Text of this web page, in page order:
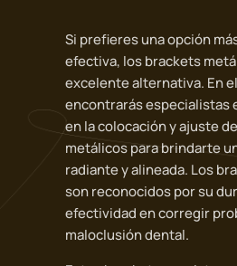
Si prefieres una opción
efectiva, los brackets
excelente alternativa. En
encontrarás especialistas
en la colocación y ajuste
metálicos para brindarte
radiante y alineada. Los
son reconocidos por su
efectividad en corregir
maloclusión dental.